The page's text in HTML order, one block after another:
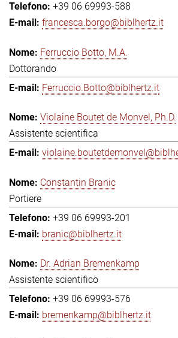
+39 06 69993-588
francesca.borgo@biblhertz.it
Ferruccio Botto, M.A.
Dottorando
Ferruccio.Botto@biblhertz.it
Violaine Boutet de Monvel, Ph.D.
Assistente scientifica
Constantin Branic
Portiere
+39 06 69993-201
branic@biblhertz.it
Dr. Adrian Bremenkamp
Assistente scientifico
+39 06 69993-576
bremenkamp@biblhertz.it